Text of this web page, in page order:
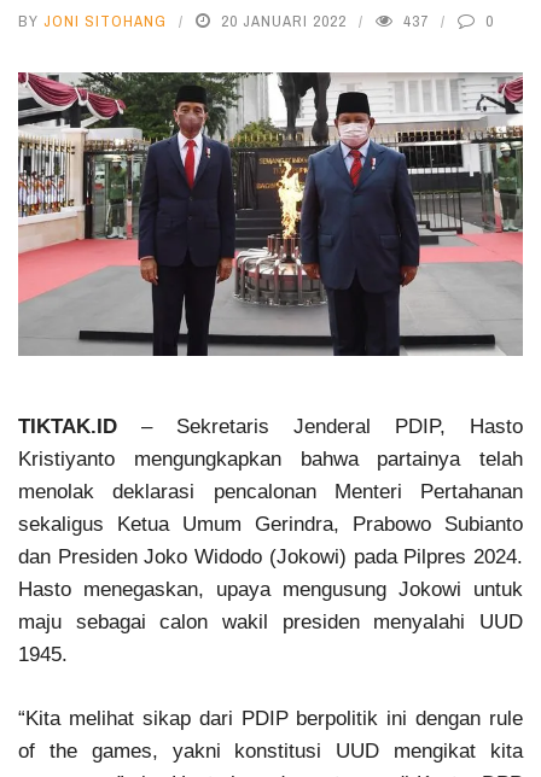
BY JONI SITOHANG 20 JANUARI 2022 437 0
TIKTAK.ID – Sekretaris Jenderal PDIP, Hasto
Kristiyanto mengungkapkan bahwa partainya telah
menolak deklarasi pencalonan Menteri Pertahanan
sekaligus Ketua Umum Gerindra, Prabowo Subianto
dan Presiden Joko Widodo (Jokowi) pada Pilpres 2024.
Hasto menegaskan, upaya mengusung Jokowi untuk
maju sebagai calon wakil presiden menyalahi UUD
1945.
“Kita melihat sikap dari PDIP berpolitik ini dengan rule
of the games, yakni konstitusi UUD mengikat kita